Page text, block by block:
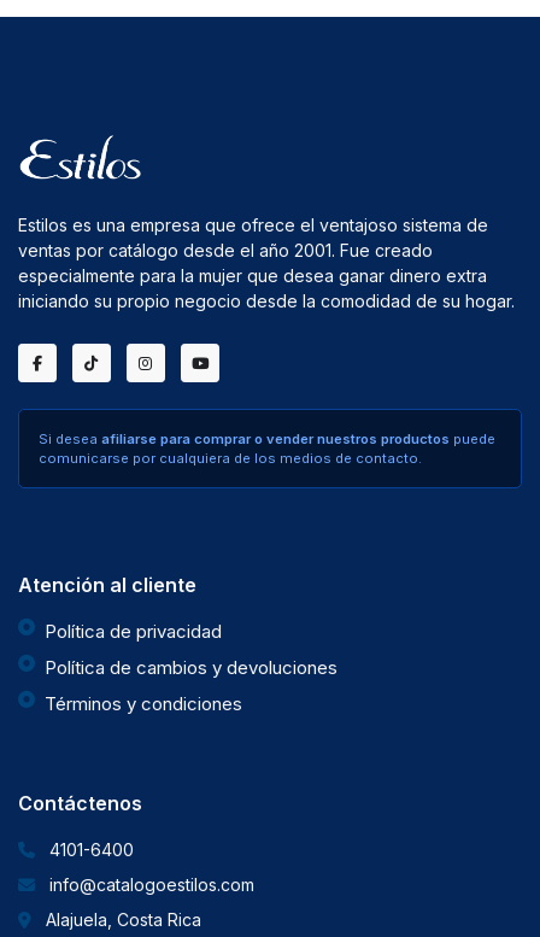
Estilos es una empresa que ofrece el ventajoso sistema de
ventas por catálogo desde el año 2001. Fue creado
especialmente para la mujer que desea ganar dinero extra
iniciando su propio negocio desde la comodidad de su hogar.
Si desea afiliarse para comprar o vender nuestros productos puede
comunicarse por cualquiera de los medios de contacto.
Atención al cliente
Política de privacidad
Política de cambios y devoluciones
Términos y condiciones
Contáctenos
4101-6400
info@catalogoestilos.com
Alajuela, Costa Rica